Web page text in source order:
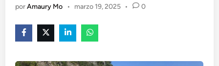
porAmaury Mo • marzo 19, 2025 • 0